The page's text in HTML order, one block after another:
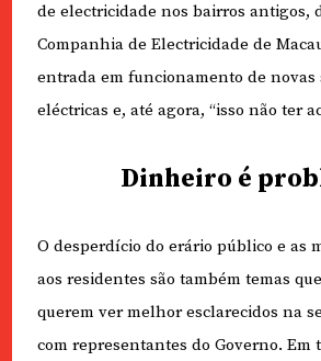
de electricidade nos bairros antigos,
Companhia de Electricidade de
entrada em funcionamento de novas
eléctricas e, até agora, “isso não ter
Dinheiro é
O desperdício do erário público e as
aos residentes são também temas
querem ver melhor esclarecidos na
com representantes do Governo. Em